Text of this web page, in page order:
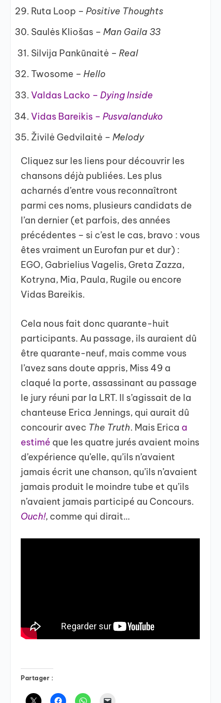
Ruta Loop – Positive Thoughts
Saulės Kliošas – Man Gaila 33
Silvija Pankūnaitė – Real
Twosome – Hello
Valdas Lacko – Dying Inside
Vidas Bareikis – Pusvalanduko
Živilė Gedvilaitė – Melody
Cliquez sur les liens pour découvrir les
chansons déjà publiées. Les plus
acharnés d’entre vous reconnaîtront
parmi ces noms, plusieurs candidats de
l’an dernier (et parfois, des années
précédentes – si c’est le cas, bravo : vous
êtes vraiment un Eurofan pur et dur) :
EGO, Gabrielius Vagelis, Greta Zazza,
Kotryna, Mia, Paula, Rugile ou encore
Vidas Bareikis.
Cela nous fait donc quarante-huit
participants. Au passage, ils auraient dû
être quarante-neuf, mais comme vous
l’avez sans doute appris, Miss 49 a
claqué la porte, assassinant au passage
le jury réuni par la LRT. Il s’agissait de la
chanteuse Erica Jennings, qui aurait dû
concourir avec The Truth. Mais Erica a
estimé que les quatre jurés avaient moins
d’expérience qu’elle, qu’ils n’avaient
jamais écrit une chanson, qu’ils n’avaient
jamais produit le moindre tube et qu’ils
n’avaient jamais participé au Concours.
Ouch!, comme qui dirait…
Partager :